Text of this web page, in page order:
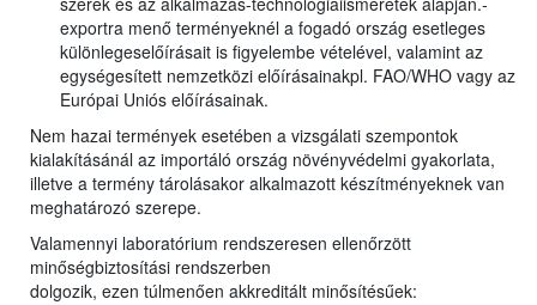
exportra menő terményeknél a fogadó ország esetleges
különlegeselőírásait is figyelembe vételével, valamint az
egységesített nemzetközi előírásainakpl. FAO/WHO vagy az
Európai Uniós előírásainak.
Nem hazai termények esetében a vizsgálati szempontok
kialakításánál az importáló ország növényvédelmi gyakorlata,
illetve a termény tárolásakor alkalmazott készítményeknek van
meghatározó szerepe.
Valamennyi laboratórium rendszeresen ellenőrzött
minőségbiztosítási rendszerben
dolgozik, ezen túlmenően akkreditált minősítésűek: